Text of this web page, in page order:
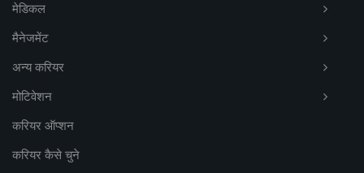
मेडिकल
मैनेजमेंट
अन्य करियर
मोटिवेशन
करियर ऑप्शन
करियर कैसे चुने